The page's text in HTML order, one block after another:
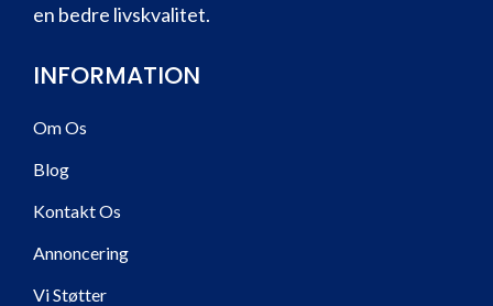
en bedre livskvalitet.
INFORMATION
Om Os
Blog
Kontakt Os
Annoncering
Vi Støtter